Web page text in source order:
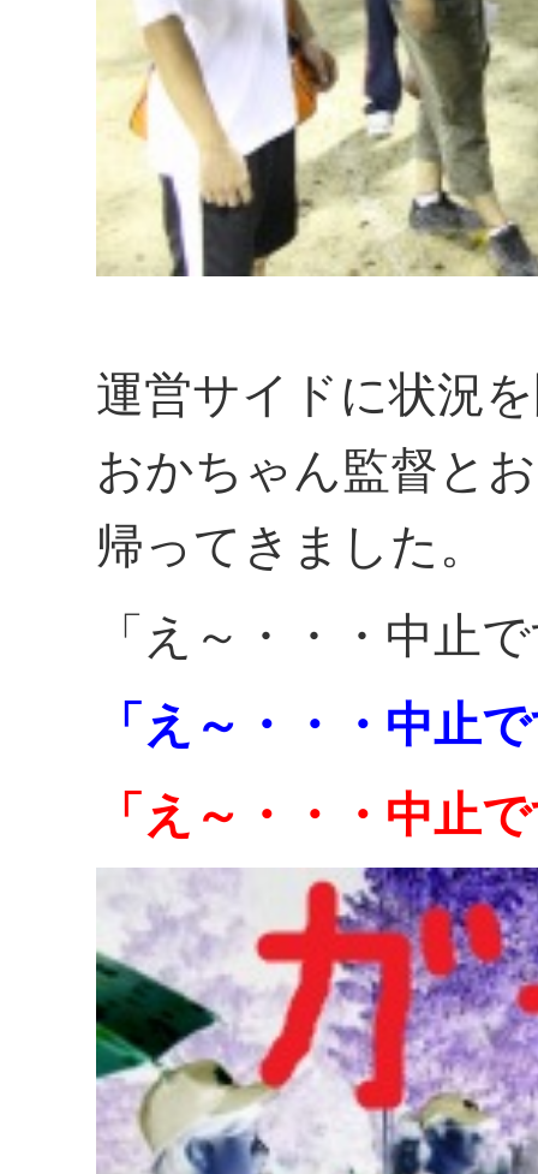
運営サイドに状況
おかちゃん監督と
帰ってきました。
「え～・・・中止
「え～・・・中止
「え～・・・中止